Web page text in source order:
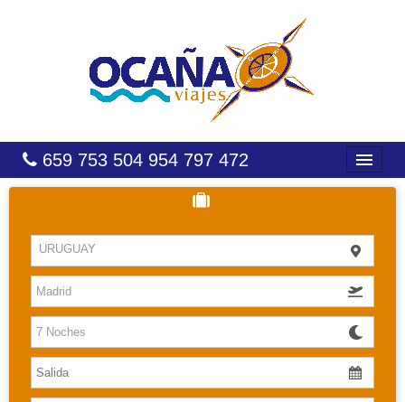
659 753 504 954 797 472
HOTELES
COSTAS
CARIBE
CANARIAS
BALEARES
URUGUAY